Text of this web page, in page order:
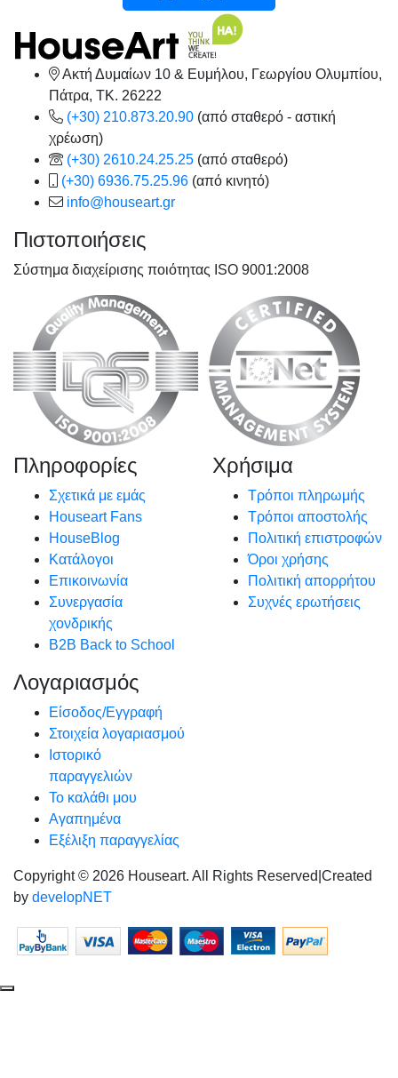
Ακτή Δυμαίων 10 & Ευμήλου, Γεωργίου Ολυμπίου,
Πάτρα, TK. 26222
(+30) 210.873.20.90 (από σταθερό - αστική
χρέωση)
(+30) 2610.24.25.25 (από σταθερό)
(+30) 6936.75.25.96 (από κινητό)
info@houseart.gr
Πιστοποιήσεις
Σύστημα διαχείρισης ποιότητας ISO 9001:2008
Πληροφορίες
Σχετικά με εμάς
Houseart Fans
HouseBlog
Κατάλογοι
Επικοινωνία
Συνεργασία
χονδρικής
B2B Back to School
Χρήσιμα
Τρόποι πληρωμής
Τρόποι αποστολής
Πολιτική επιστροφών
Όροι χρήσης
Πολιτική απορρήτου
Συχνές ερωτήσεις
Λογαριασμός
Είσοδος/Εγγραφή
Στοιχεία λογαριασμού
Ιστορικό
παραγγελιών
Το καλάθι μου
Αγαπημένα
Εξέλιξη παραγγελίας
Copyright © 2026 Houseart. All Rights Reserved Created
by developNET